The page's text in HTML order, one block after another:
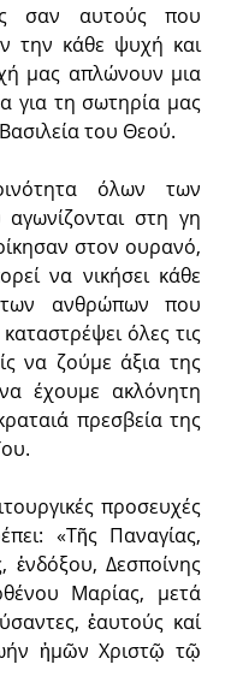
σαν αυτούς που
την κάθε ψυχή και
μας απλώνουν μια
για τη σωτηρία μας
του Θεού.
όλων των
στη γη
στον ουρανό,
να νικήσει κάθε
ανθρώπων που
όλες τις
να ζούμε άξια της
έχουμε ακλόνητη
πρεσβεία της
προσευχές
«Τῆς Παναγίας,
ἐνδόξου, Δεσποίνης
Μαρίας, μετά
ἑαυτούς καί
ἡμῶν Χριστῷ τῷ